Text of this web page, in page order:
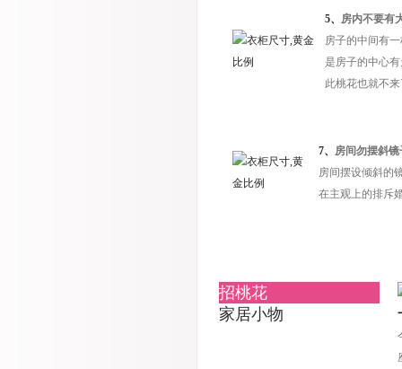
5、 房内不要有
房子的中间有
是房子的中心
此桃花也就不
7、 房间勿摆斜镜
房间摆设倾斜的
在主观上的排斥
招桃花
家居小物